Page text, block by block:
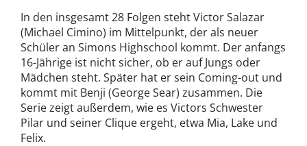
In den insgesamt 28 Folgen steht Victor Salazar
(Michael Cimino) im Mittelpunkt, der als neuer
Schüler an Simons Highschool kommt. Der anfangs
16-Jährige ist nicht sicher, ob er auf Jungs oder
Mädchen steht. Später hat er sein Coming-out und
kommt mit Benji (George Sear) zusammen. Die
Serie zeigt außerdem, wie es Victors Schwester
Pilar und seiner Clique ergeht, etwa Mia, Lake und
Felix.